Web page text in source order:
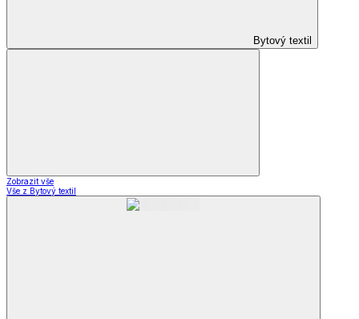
Bytový textil
Zobrazit vše
Vše z Bytový textil